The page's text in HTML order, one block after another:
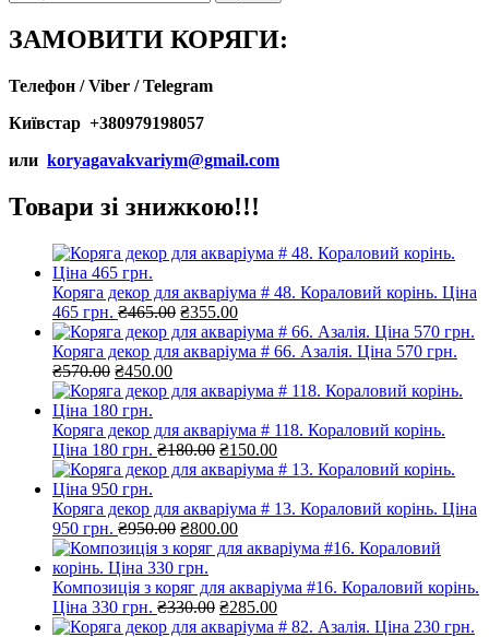
ЗАМОВИТИ КОРЯГИ:
Телефон / Viber / Telegram
Київстар +380979198057
или koryagavakvariym@gmail.com
Товари зі знижкою!!!
Коряга декор для акваріума # 48. Кораловий корінь. Ціна
465 грн. ₴465.00 Оригінальна
ціна:
₴465.00.
₴355.00Поточна
ціна:
₴355.00.
Коряга декор для акваріума # 66. Азалія. Ціна 570 грн.
₴570.00 Оригінальна
ціна:
₴570.00.
₴450.00Поточна
ціна:
Коряга декор для акваріума # 118. Кораловий корінь.
Ціна 180 грн. ₴180.00 Оригінальна
ціна:
₴150.00Поточна
ціна:
Коряга декор для акваріума # 13. Кораловий корінь. Ціна
950 грн. ₴950.00 Оригінальна
ціна:
₴950.00.
₴800.00Поточна
ціна:
Композиція з коряг для акваріума #16. Кораловий корінь.
Ціна 330 грн. ₴330.00 Оригінальна
ціна:
₴285.00Поточна
ціна: